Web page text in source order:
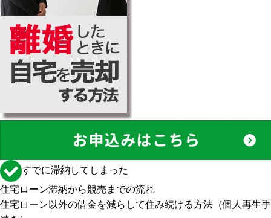
すでに滞納してしまった
住宅ローン滞納から競売までの流れ
住宅ローン以外の借金を減らして住み続ける方法（個人再生手